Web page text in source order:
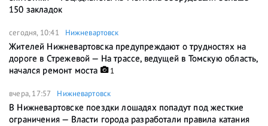
150 закладок
сегодня, 10:41 Нижневартовск
Жителей Нижневартовска предупреждают о трудностях на
дороге в Стрежевой — На трассе, ведущей в Томскую область,
начался ремонт моста
1
вчера, 17:57 Нижневартовск
В Нижневартовске поездки лошадях попадут под жесткие
ограничения — Власти города разработали правила катания